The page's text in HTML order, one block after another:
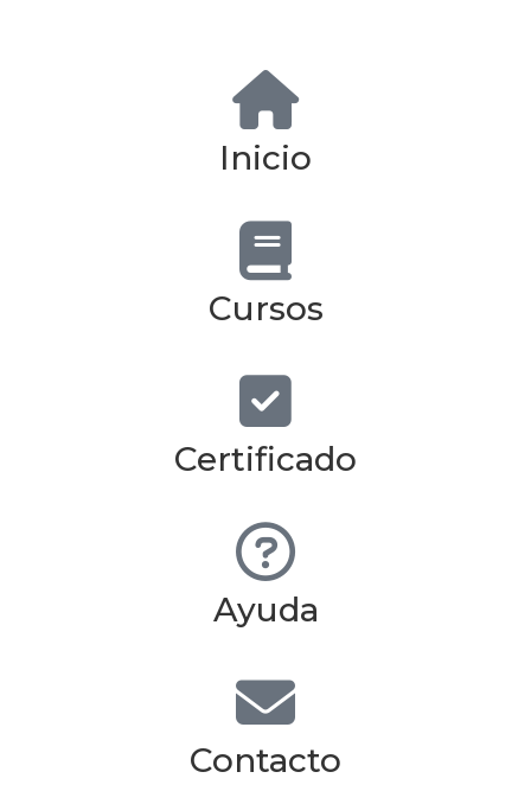
Inicio
Cursos
Certificado
Ayuda
Contacto